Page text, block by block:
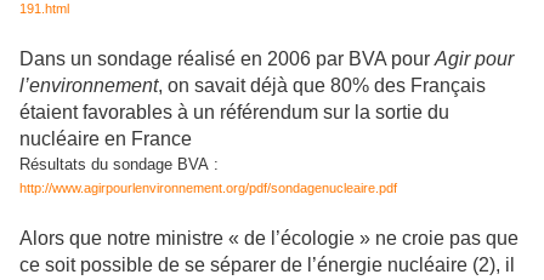
191.html
Dans un sondage réalisé en 2006 par BVA pour Agir pour
l’environnement, on savait déjà que 80% des Français
étaient favorables à un référendum sur la sortie du
nucléaire en France
Résultats du sondage BVA :
http://www.agirpourlenvironnement.org/pdf/sondagenucleaire.pdf
Alors que notre ministre « de l’écologie » ne croie pas que
ce soit possible de se séparer de l’énergie nucléaire (2), il